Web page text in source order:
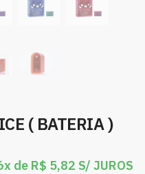
( BATERIA )
de R$ 5,82 S/ JUROS